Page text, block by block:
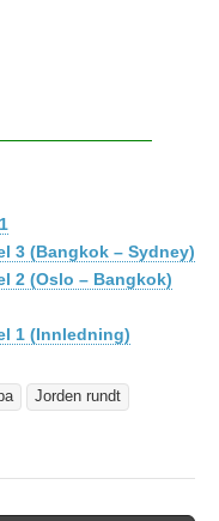
3 (Bangkok – Sydney)
2 (Oslo – Bangkok)
1 (Innledning)
Jorden rundt